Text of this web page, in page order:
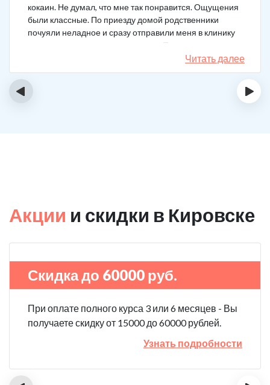
кокаин. Не думал, что мне так понравится. Ощущения
были классные. По приезду домой родственники
почуяли неладное и сразу отправили меня в клинику
после того как я им все рассказал. Прошел курс
лечения, но мысли о коксе не прошли. Сейчас хожу на
курсы анонимных наркоманов, делаю все, чтобы
Читать далее
‹ ›
Акции и скидки в Кировске
Скидка до 60000 руб.
При оплате полного курса 3 или 6 месяцев - Вы
получаете скидку от 15000 до 60000 рублей.
Узнать подробности